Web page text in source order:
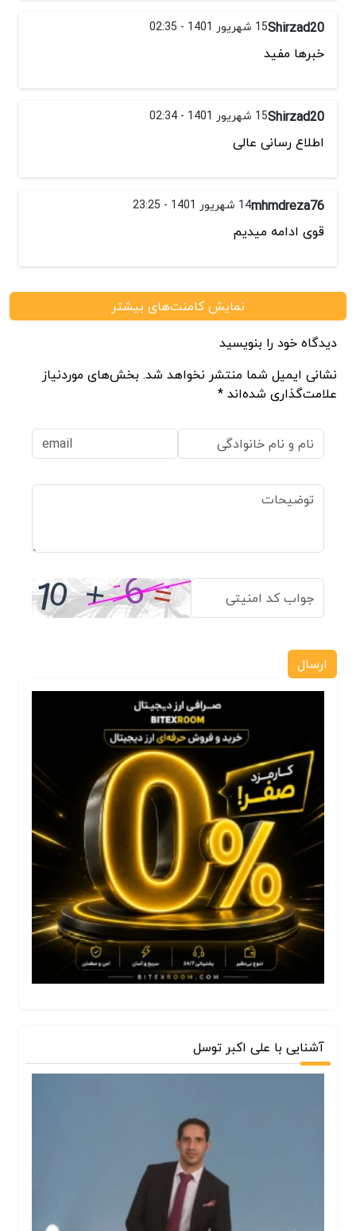
Shirzad2015 شهریور 1401 - 02:35
خبرها مفید
Shirzad2015 شهریور 1401 - 02:34
اطلاع رسانی عالی
mhmdreza7614 شهریور 1401 - 23:25
قوی ادامه میدیم
نمایش کامنت‌های بیشتر
دیدگاه خود را بنویسید
نشانی ایمیل شما منتشر نخواهد شد. بخش‌های موردنیاز
علامت‌گذاری شده‌اند *
ارسال
آشنایی با علی اکبر توسل